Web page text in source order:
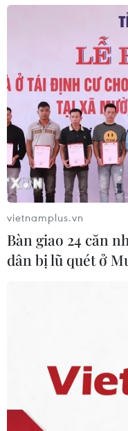
vietnamplus.vn
Bàn giao 24 căn
dân bị lũ quét ở